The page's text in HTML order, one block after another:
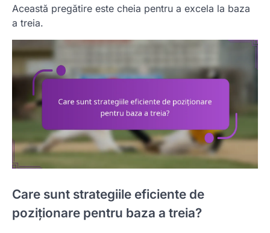
Această pregătire este cheia pentru a excela la baza
a treia.
Care sunt strategiile eficiente de
poziționare pentru baza a treia?